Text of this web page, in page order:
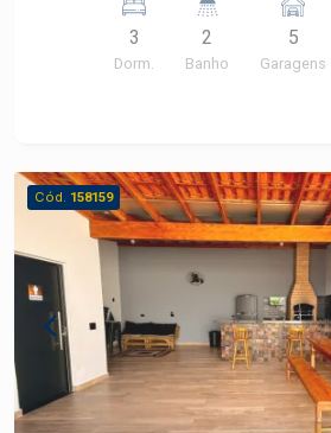
Sala aconchegante Jardim 02 dormitórios bem
distribuídos Ampla cozinha com
espaço interno Banheiro social
independente, oferecendo: Sala
Cozinha Banheiro social
3
Dorm.
2
Banho
5
Garagens
Cód. 158159